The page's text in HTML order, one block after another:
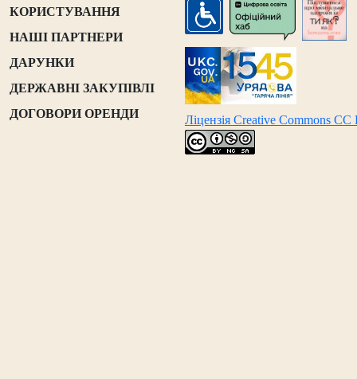
КОРИСТУВАННЯ
НАШІ ПАРТНЕРИ
ДАРУНКИ
ДЕРЖАВНІ ЗАКУПІВЛІ
ДОГОВОРИ ОРЕНДИ
Ліцензія Creative Commons